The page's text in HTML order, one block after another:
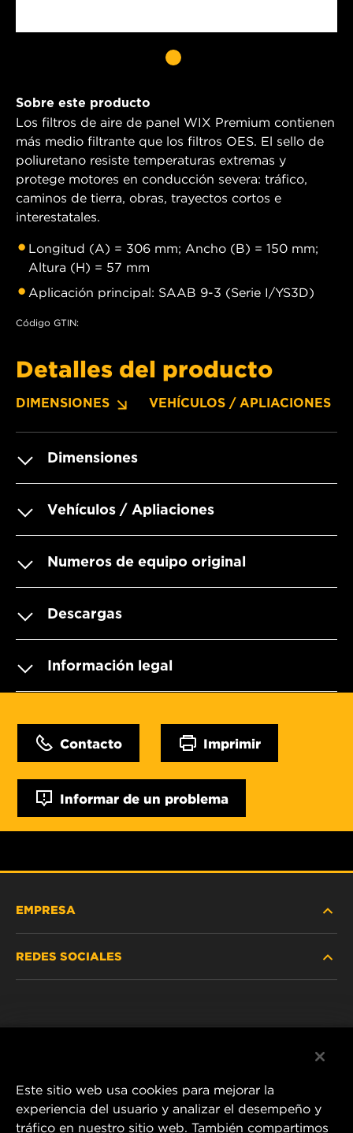
Sobre este producto
Los filtros de aire de panel WIX Premium contienen
más medio filtrante que los filtros OES. El sello de
poliuretano resiste temperaturas extremas y
protege motores en conducción severa: tráfico,
caminos de tierra, obras, trayectos cortos e
interestatales.
Longitud (A) = 306 mm; Ancho (B) = 150 mm;
Altura (H) = 57 mm
Aplicación principal: SAAB 9-3 (Serie I/YS3D)
Código GTIN:
Detalles del producto
DIMENSIONES VEHÍCULOS / APLIACIONES
Dimensiones
Vehículos / Apliaciones
Numeros de equipo original
Descargas
Información legal
Contacto Imprimir
Informar de un problema
EMPRESA
REDES SOCIALES
Este sitio web usa cookies para mejorar la
experiencia del usuario y analizar el desempeño y
tráfico en nuestro sitio web. También compartimos